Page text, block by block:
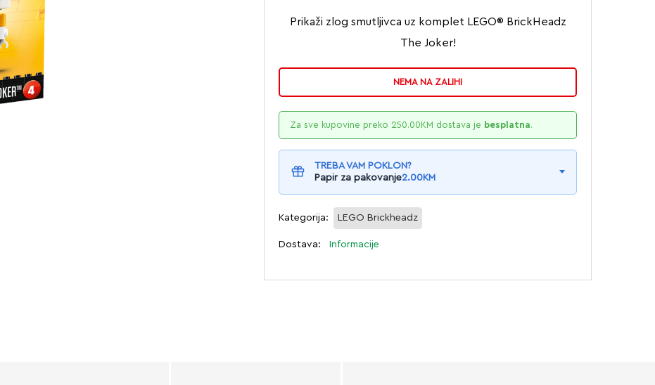
Prikaži zlog smutljivca uz komplet LEGO® BrickHeadz
The Joker!
NEMA NA ZALIHI
Za sve kupovine preko 250.00KM dostava je besplatna.
TREBA VAM POKLON?
Papir za pakovanje2.00KM
Kategorija: LEGO Brickheadz
Dostava: Informacije